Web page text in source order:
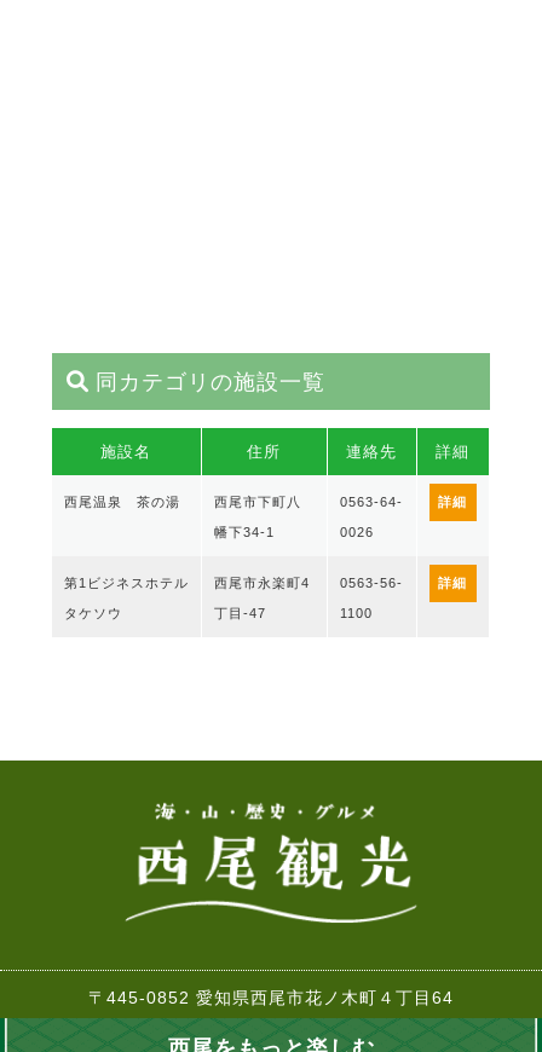
同カテゴリの施設一覧
施設名 住所 連絡先 詳細
西尾温泉 茶の湯 西尾市下町八
幡下34-1
0563-64-
0026
詳細
第1ビジネスホテル
タケソウ
西尾市永楽町4
丁目-47
0563-56-
1100
詳細
〒445-0852 愛知県西尾市花ノ木町４丁目64
TEL:0563-57-7882 FAX:0563-57-2261